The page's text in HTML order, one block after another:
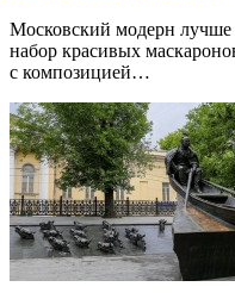
Московский модерн лучше
набор красивых
с композицией…